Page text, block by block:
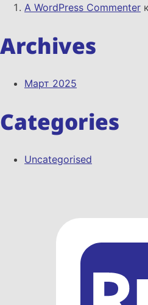
A WordPress Commenter к
Archives
Март 2025
Categories
Uncategorised